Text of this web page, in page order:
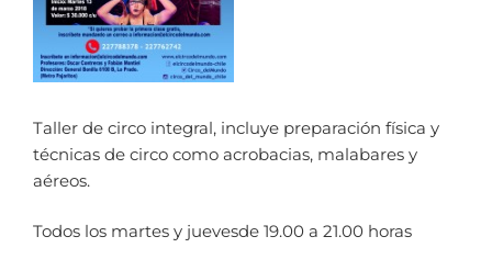
Taller de circo integral, incluye preparación física y
técnicas de circo como acrobacias, malabares y
aéreos.
Todos los martes y juevesde 19.00 a 21.00 horas